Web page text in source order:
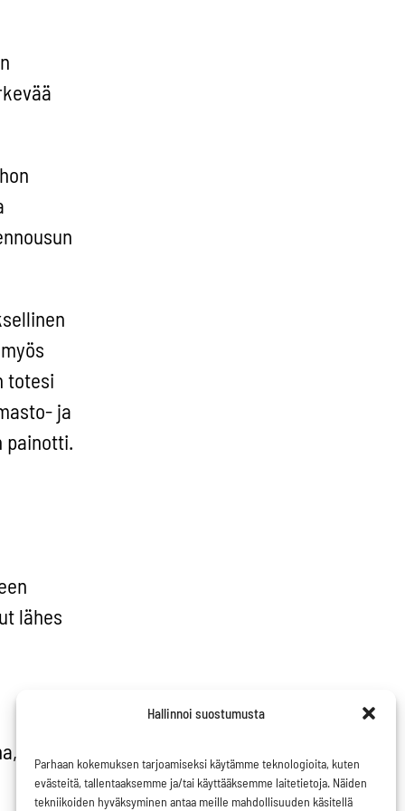
Hallinnoi suostumusta
Parhaan kokemuksen tarjoamiseksi käytämme teknologioita, kuten
evästeitä, tallentaaksemme ja/tai käyttääksemme laitetietoja. Näiden
tekniikoiden hyväksyminen antaa meille mahdollisuuden käsitellä
totesi
ja
painotti.
lähes